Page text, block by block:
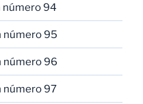
número 94
número 95
número 96
número 97